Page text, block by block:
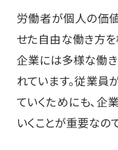
労働者が個人の価
せた自由な働き方を
企業には多様な働
れています。従業員
ていくためにも、企
いくことが重要なの